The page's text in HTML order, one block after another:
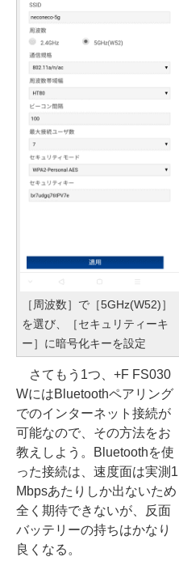
［周波数］で［5GHz(W52)］
を選び、［セキュリティーキ
ー］に暗号化キーを設定
さてもう1つ、+F FS030
WにはBluetoothペアリング
でのインターネット接続が
可能なので、その方法をお
教えしよう。Bluetoothを使
った接続は、速度面は実測1
Mbpsあたりしか出ないため
全く期待できないが、反面
バッテリーの持ちはかなり
良くなる。